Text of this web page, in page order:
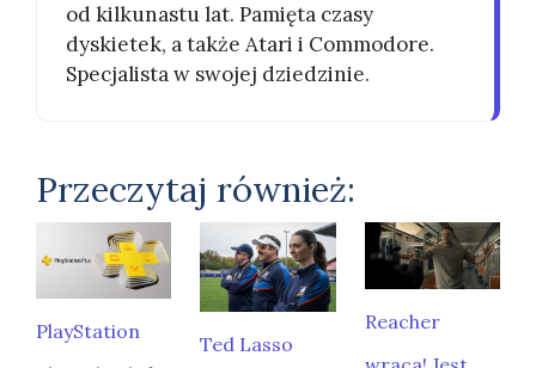
od kilkunastu lat. Pamięta czasy
dyskietek, a także Atari i Commodore.
Specjalista w swojej dziedzinie.
Przeczytaj również:
PlayStation
Ted Lasso
Reacher